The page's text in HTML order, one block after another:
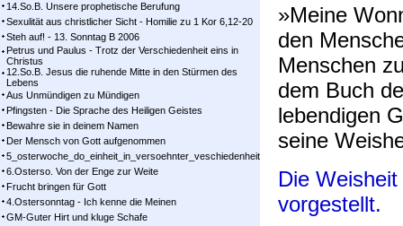
14.So.B. Unsere prophetische Berufung
Sexulität aus christlicher Sicht - Homilie zu 1 Kor 6,12-20
Steh auf! - 13. Sonntag B 2006
Petrus und Paulus - Trotz der Verschiedenheit eins in
Christus
12.So.B. Jesus die ruhende Mitte in den Stürmen des
Lebens
Aus Unmündigen zu Mündigen
Pfingsten - Die Sprache des Heiligen Geistes
Bewahre sie in deinem Namen
Der Mensch von Gott aufgenommen
5_osterwoche_do_einheit_in_versoehnter_veschiedenheit
6.Osterso. Von der Enge zur Weite
Frucht bringen für Gott
4.Ostersonntag - Ich kenne die Meinen
GM-Guter Hirt und kluge Schafe
»Meine
den
Menschen
dem Buch
lebendigen
seine
Die
vorgestellt.